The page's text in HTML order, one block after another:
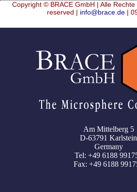
Copyright © BRACE GmbH | Alle
reserved | info@brace.de |
Am Mittelberg 5
D-63791 Karlstein
Germany
Tel: +49 6188
Fax: +49 6188